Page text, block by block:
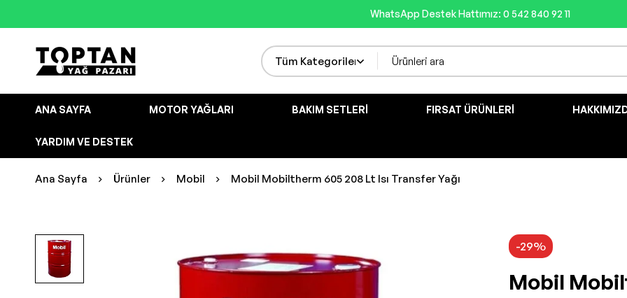
WhatsApp Destek Hattımız: 0 542 840 92 11
ANA SAYFA MOTOR YAĞLARI BAKIM SETLERI FIRSAT ÜRÜNLERI
YARDIM VE DESTEK
Ana Sayfa Ürünler Mobil Mobil Mobiltherm 605 208 Lt Isı Transfer Yağı
-29%
Mobil